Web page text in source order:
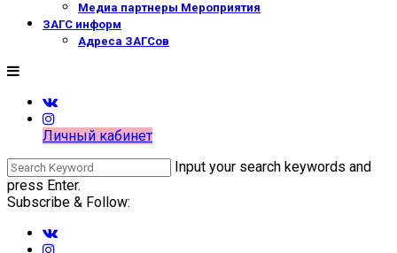
Медиа партнеры Мероприятия
ЗАГС информ
Адреса ЗАГСов
Личный кабинет
Input your search keywords and
press Enter.
Subscribe & Follow: